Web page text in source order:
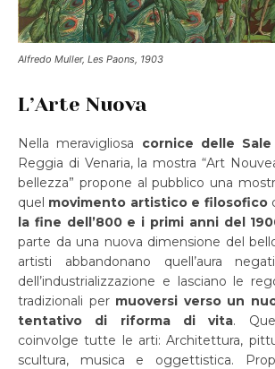
Alfredo Muller, Les Paons, 1903
L’Arte Nuova
Nella meravigliosa cornice delle
Reggia di Venaria, la mostra “Art
bellezza” propone al pubblico una
quel movimento artistico e filosofico
la fine dell’800 e i primi anni del
parte da una nuova dimensione del
artisti abbandonano quell’aura
dell’industrializzazione e lasciano le
tradizionali per muoversi verso un
tentativo di riforma di vita.
coinvolge tutte le arti: Architettura,
scultura, musica e oggettistica.